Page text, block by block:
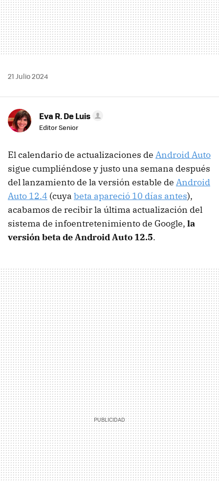
21 Julio 2024
Eva R. De Luis
Editor Senior
El calendario de actualizaciones de Android Auto
sigue cumpliéndose y justo una semana después
del lanzamiento de la versión estable de Android
Auto 12.4 (cuya beta apareció 10 días antes),
acabamos de recibir la última actualización del
sistema de infoentretenimiento de Google, la
versión beta de Android Auto 12.5.